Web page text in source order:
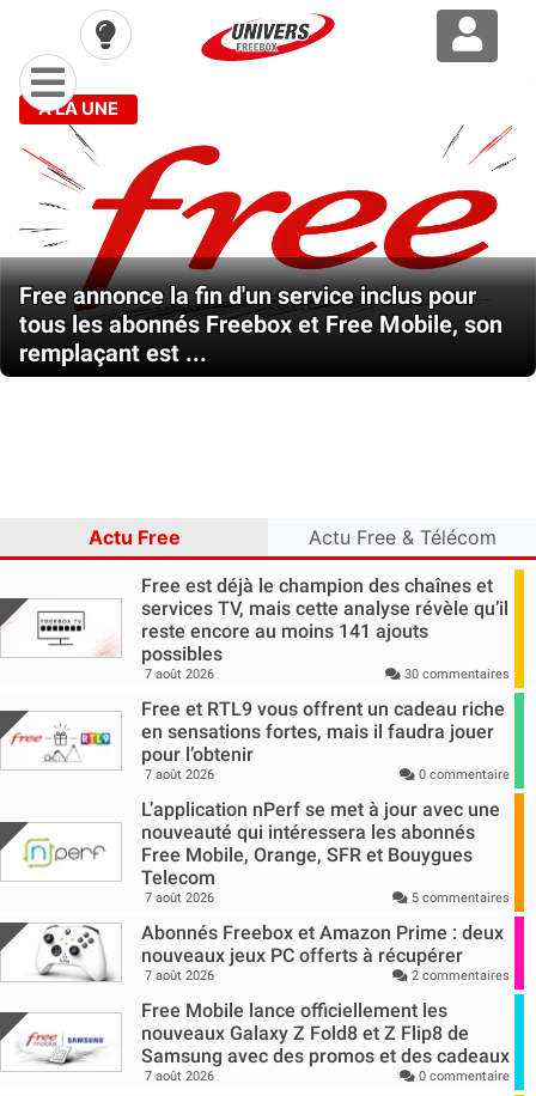
À LA UNE
Free annonce la fin d'un service inclus pour
tous les abonnés Freebox et Free Mobile, son
remplaçant est ...
Previous
Actu Free Actu Free & Télécom
Free est déjà le champion des chaînes et
services TV, mais cette analyse révèle qu’il
reste encore au moins 141 ajouts
possibles
7 août 2026 30 commentaires
Free et RTL9 vous offrent un cadeau riche
en sensations fortes, mais il faudra jouer
pour l’obtenir
7 août 2026 0 commentaire
L’application nPerf se met à jour avec une
nouveauté qui intéressera les abonnés
Free Mobile, Orange, SFR et Bouygues
Telecom
7 août 2026 5 commentaires
Abonnés Freebox et Amazon Prime : deux
nouveaux jeux PC offerts à récupérer
7 août 2026 2 commentaires
Free Mobile lance officiellement les
nouveaux Galaxy Z Fold8 et Z Flip8 de
Samsung avec des promos et des cadeaux
7 août 2026 0 commentaire